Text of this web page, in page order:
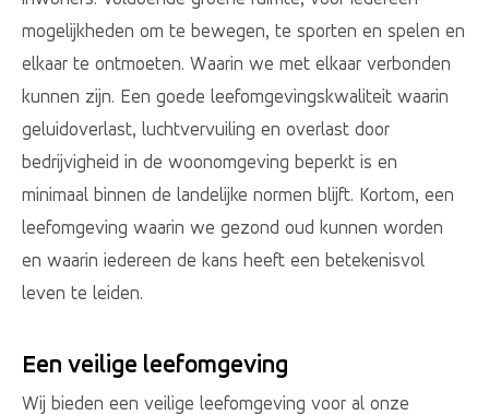
mogelijkheden om te bewegen, te sporten en spelen en
elkaar te ontmoeten. Waarin we met elkaar verbonden
kunnen zijn. Een goede leefomgevingskwaliteit waarin
geluidoverlast, luchtvervuiling en overlast door
bedrijvigheid in de woonomgeving beperkt is en
minimaal binnen de landelijke normen blijft. Kortom, een
leefomgeving waarin we gezond oud kunnen worden
en waarin iedereen de kans heeft een betekenisvol
leven te leiden.
Een veilige leefomgeving
Wij bieden een veilige leefomgeving voor al onze